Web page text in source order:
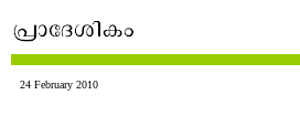
24 February 2010